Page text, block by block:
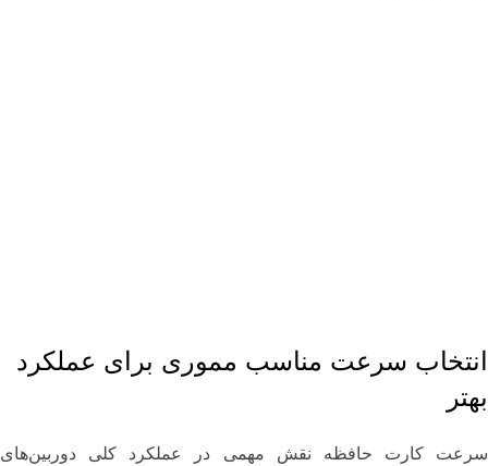
انتخاب سرعت مناسب مموری برای عملکرد
بهتر
سرعت کارت حافظه نقش مهمی در عملکرد کلی دوربین‌های